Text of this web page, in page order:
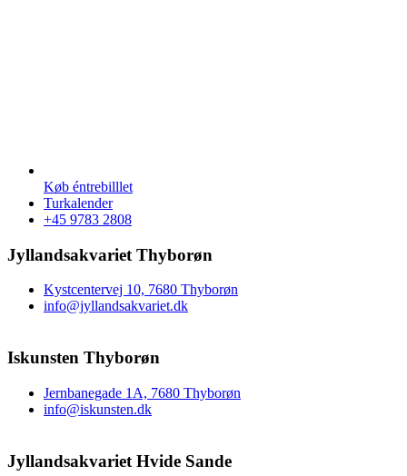
Køb éntrebilllet
Turkalender
+45 9783 2808
Jyllandsakvariet Thyborøn
Kystcentervej 10, 7680 Thyborøn
info@jyllandsakvariet.dk
Iskunsten Thyborøn
Jernbanegade 1A, 7680 Thyborøn
info@iskunsten.dk
Jyllandsakvariet Hvide Sande